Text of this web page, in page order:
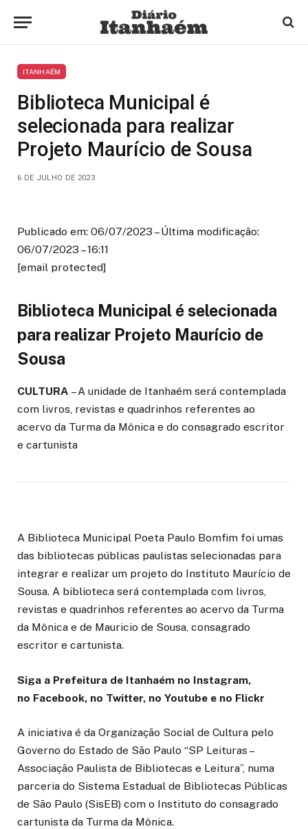
ITANHAÉM
Biblioteca Municipal é
selecionada para realizar
Projeto Maurício de Sousa
6 DE JULHO DE 2023
Publicado em: 06/07/2023 – Última modificação:
06/07/2023 – 16:11
[email protected]
Biblioteca Municipal é selecionada
para realizar Projeto Maurício de
Sousa
CULTURA – A unidade de Itanhaém será contemplada
com livros, revistas e quadrinhos referentes ao
acervo da Turma da Mônica e do consagrado escritor
e cartunista
A Biblioteca Municipal Poeta Paulo Bomfim foi umas
das bibliotecas públicas paulistas selecionadas para
integrar e realizar um projeto do Instituto Maurício de
Sousa. A biblioteca será contemplada com livros,
revistas e quadrinhos referentes ao acervo da Turma
da Mônica e de Mauricio de Sousa, consagrado
escritor e cartunista.
Siga a Prefeitura de Itanhaém no Instagram,
no Facebook, no Twitter, no Youtube e no Flickr
A iniciativa é da Organização Social de Cultura pelo
Governo do Estado de São Paulo “SP Leituras –
Associação Paulista de Bibliotecas e Leitura”, numa
parceria do Sistema Estadual de Bibliotecas Públicas
de São Paulo (SisEB) com o Instituto do consagrado
cartunista da Turma da Mônica.